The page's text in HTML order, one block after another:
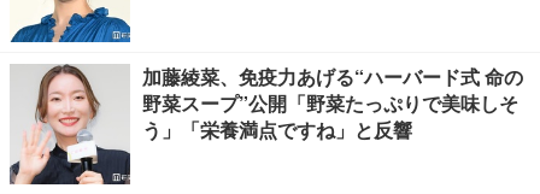
加藤綾菜、免疫力あげる“ハーバード式 命の
野菜スープ”公開「野菜たっぷりで美味しそ
う」「栄養満点ですね」と反響